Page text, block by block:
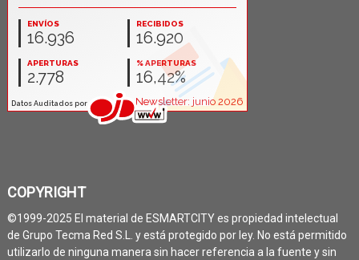
COPYRIGHT
©1999-2025 El material de ESMARTCITY es propiedad intelectual
de Grupo Tecma Red S.L. y está protegido por ley. No está permitido
utilizarlo de ninguna manera sin hacer referencia a la fuente y sin